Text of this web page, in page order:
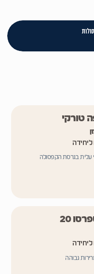
טורקי
בגרסת הקפסולה
20
גבוהה